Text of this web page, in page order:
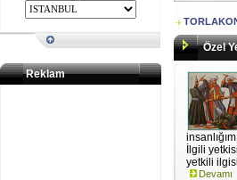
Reklam
Özel
İlgili
yetkili
Devamı